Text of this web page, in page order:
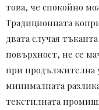
това, че спокойно
Традиционната
двата случая
повърхност, не се
при продължителна
минималната
текстилната